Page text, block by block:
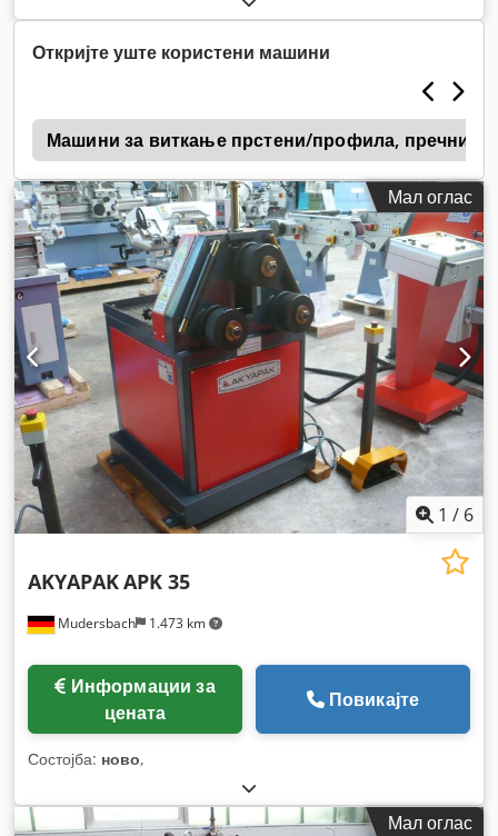
Откријте уште користени машини
Машини за виткање прстени/профила, пречник
Мал оглас
1 / 6
Mudersbach 1.473 km
AKYAPAKAPK 35
цената
Повикајте
Состојба: ново,
Мал оглас